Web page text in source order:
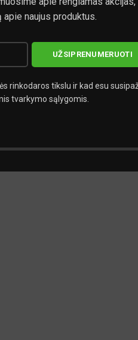
naujus produktus.
rinkodaros tikslu ir kad esu
tvarkymo sąlygomis.